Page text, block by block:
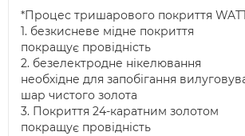
*Процес тришарового покриття
1. безкисневе мідне покриття
покращує провідність
2. безелектродне нікелювання
необхідне для запобігання
шар чистого золота
3. Покриття 24-каратним золотом
покращує провідність